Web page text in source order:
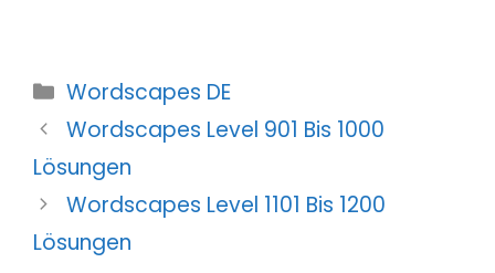
Kategorien
Wordscapes DE
Wordscapes Level 901 Bis 1000
Lösungen
Wordscapes Level 1101 Bis 1200
Lösungen